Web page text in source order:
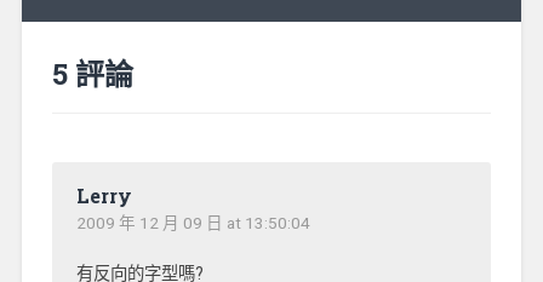
5 評論
Lerry
2009 年 12 月 09 日 at 13:50:04
有反向的字型嗎?